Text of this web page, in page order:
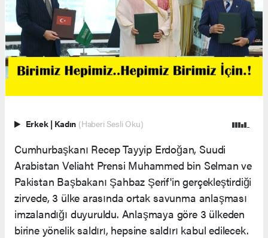
Erkek | Kadın (Haberi Sesli Oku)
Cumhurbaşkanı Recep Tayyip Erdoğan, Suudi
Arabistan Veliaht Prensi Muhammed bin Selman ve
Pakistan Başbakanı Şahbaz Şerif'in gerçekleştirdiği
zirvede, 3 ülke arasında ortak savunma anlaşması
imzalandığı duyuruldu. Anlaşmaya göre 3 ülkeden
birine yönelik saldırı, hepsine saldırı kabul edilecek.